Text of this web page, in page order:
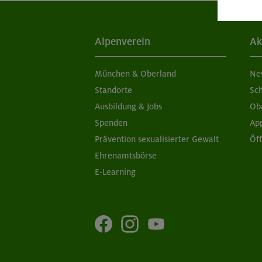
Alpenverein
München & Oberland
Standorte
Ausbildung & Jobs
Spenden
Prävention sexualisierter Gewalt
Ehrenamtsbörse
E-Learning